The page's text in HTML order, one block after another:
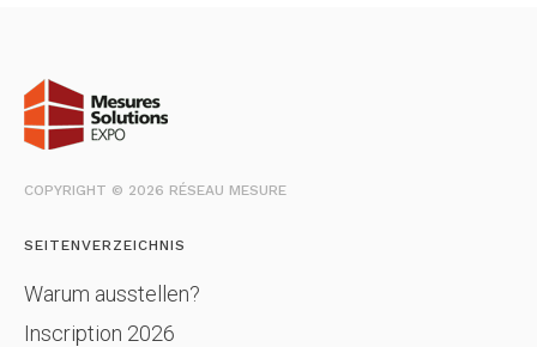
COPYRIGHT © 2026 RÉSEAU MESURE
SEITENVERZEICHNIS
Warum ausstellen?
Inscription 2026